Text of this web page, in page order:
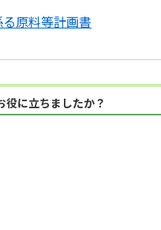
原料等計画書
役に立ちましたか？